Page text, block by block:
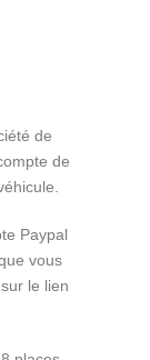
de
de
Paypal
vous
le lien